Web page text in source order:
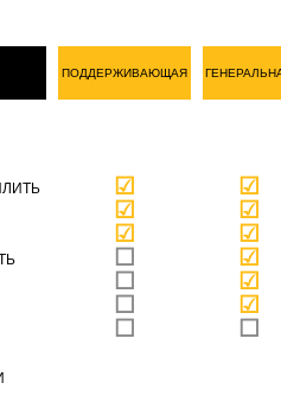
☑
☑
☑
☐
☐
☐
☐
ПОДДЕРЖИВАЮЩАЯ
☑
☑
☑
☑
☑
☑
☐